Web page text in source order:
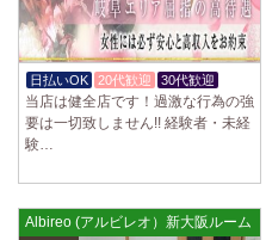
日払いOK 20代歓迎 30代歓迎
当店は健全店です！過激な行為の強
要は一切致しません!! 経験者・未経
験…
Albireo (アルビレオ）新大阪ルーム